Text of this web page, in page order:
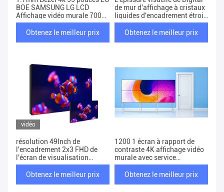
BOE SAMSUNG LG LCD
Affichage vidéo murale 700
Cd/M2 3,5 mm 0,88 mm
Obtenez le meilleur prix
de mur d'affichage à cristaux
liquides d'encadrement étroit
fait sur commande examinent
46 55 pouces
Obtenez le meilleur prix
vidéo
résolution 49Inch de
l'encadrement 2x3 FHD de
l'écran de visualisation
d'affichage à cristaux
liquides de mur de 2k 4k
Obtenez le meilleur prix
1200 1 écran à rapport de
contraste 4K affichage vidéo
murale avec service
personnalisé
Obtenez le meilleur prix